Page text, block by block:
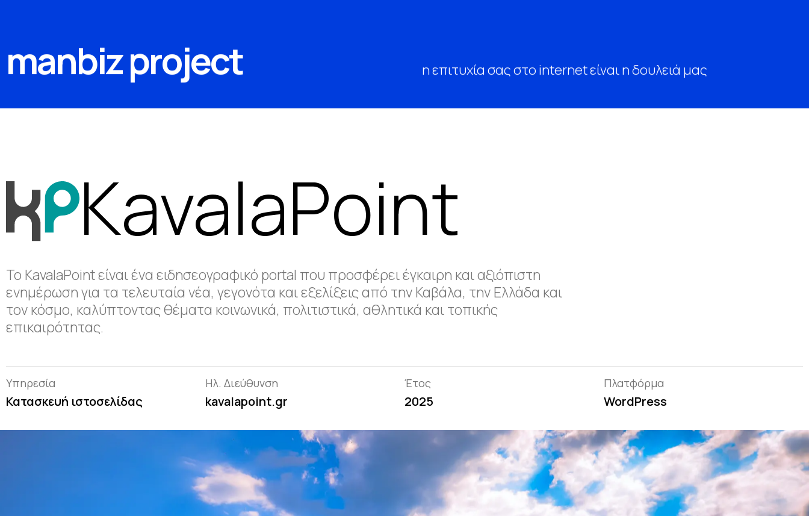
manbizproject η επιτυχία σας στο internet είναι η δουλειά μας
KavalaPoint
Το KavalaPoint είναι ένα ειδησεογραφικό portal που προσφέρει έγκαιρη και αξιόπιστη
ενημέρωση για τα τελευταία νέα, γεγονότα και εξελίξεις από την Καβάλα, την Ελλάδα και
τον κόσμο, καλύπτοντας θέματα κοινωνικά, πολιτιστικά, αθλητικά και τοπικής
επικαιρότητας.
Υπηρεσία
Κατασκευή ιστοσελίδας
Ηλ. Διεύθυνση
kavalapoint.gr
Έτος
2025
Πλατφόρμα
WordPress